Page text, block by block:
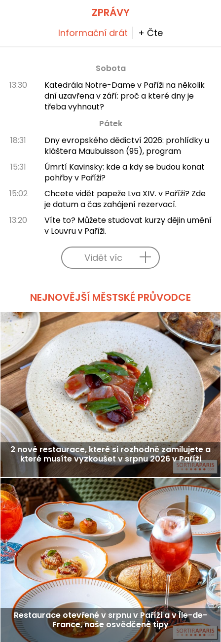
laboratoří doktora Hanka Pyma. Vyzkoušeli
jsme to a všechno vám o tom povíme!
ZPRÁVY
Informační drát + Čte
Sobota
13:30
Katedrála Notre-Dame v Paříži na několik
dní uzavřena v září: proč a které dny je
třeba vyhnout?
Pátek
18:31
Dny evropského dědictví 2026: prohlídky u
kláštera Maubuisson (95), program
15:31
Úmrtí Kavinsky: kde a kdy se budou konat
pohřby v Paříži?
15:02
Chcete vidět papeže Lva XIV. v Paříži? Zde
je datum a čas zahájení rezervací.
13:20
Víte to? Můžete studovat kurzy dějin umění
v Louvru v Paříži.
Vidět víc
NEJNOVĚJŠÍ MĚSTSKÉ PRŮVODCE
2 nové restaurace, které si rozhodně zamilujete a
které musíte vyzkoušet v srpnu 2026 v Paříži
Restaurace otevřené v srpnu v Paříži a v Île-de-
France, naše osvědčené tipy